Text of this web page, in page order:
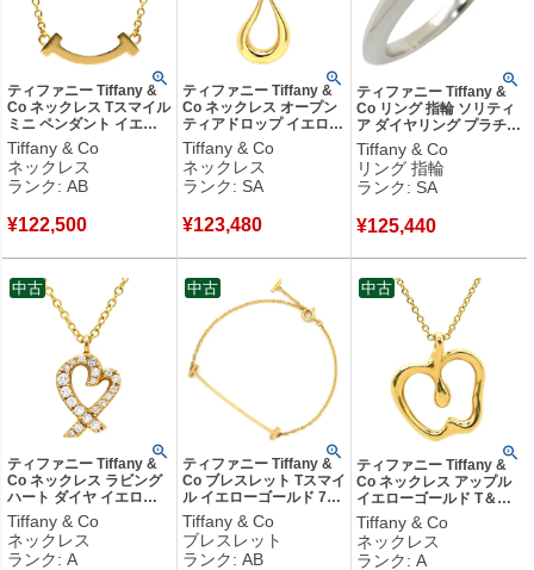
ティファニー Tiffany &
Co ネックレス Tスマイル
ミニ ペンダント イエロ
ーゴールド T＆Co. T
smile K18YG Au750
18K 18金 62617640
【中古】中古品
Tiffany & Co
ネックレス
ランク: AB
¥122,500
ティファニー Tiffany &
Co ネックレス オープン
ティアドロップ イエロー
ゴールド エルサペレッテ
ィ Au750 YG 【中古】新
品同様品
Tiffany & Co
ネックレス
ランク: SA
¥123,480
ティファニー Tiffany &
Co リング 指輪 ソリティ
ア ダイヤリング プラチナ
シルバー T＆Co. 一粒 1P
立爪 0.36ct プラチナ950
6.5号 【中古】新品同様
品
Tiffany & Co
リング 指輪
ランク: SA
¥125,440
ティファニー Tiffany &
Co ネックレス ラビング
ハート ダイヤ イエロー
ゴールド 18K 750 YG
T&Co. パロマピカソ 【中
古】中古美品
Tiffany & Co
ネックレス
ランク: A
中古
ティファニー Tiffany &
Co ブレスレット Tスマイ
ル イエローゴールド 750
18K YG 【中古】中古品
Tiffany & Co
ブレスレット
ランク: AB
中古
ティファニー Tiffany &
Co ネックレス アップル
イエローゴールド T＆Co.
エルサペレッティ リンゴ
Au750 YG 【箱】 【中
古】中古美品
Tiffany & Co
ネックレス
ランク: A
中古